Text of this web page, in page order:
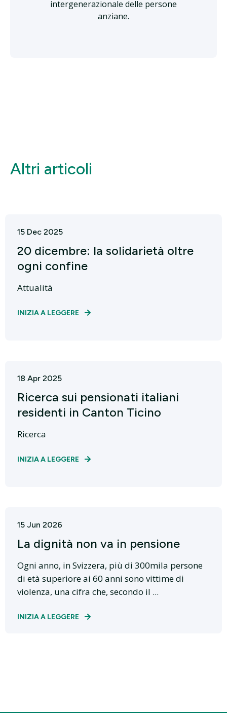
intergenerazionale delle persone
anziane.
Altri articoli
15 Dec 2025
20 dicembre: la solidarietà oltre
ogni confine
Attualità
INIZIA A LEGGERE
18 Apr 2025
Ricerca sui pensionati italiani
residenti in Canton Ticino
Ricerca
INIZIA A LEGGERE
15 Jun 2026
La dignità non va in pensione
Ogni anno, in Svizzera, più di 300mila persone
di età superiore ai 60 anni sono vittime di
violenza, una cifra che, secondo il ...
INIZIA A LEGGERE